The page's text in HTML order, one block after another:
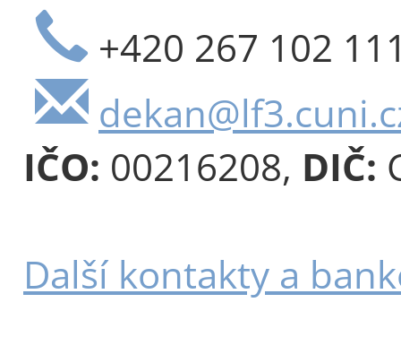
+420 267 102
IČO: 00216208, DIČ:
Další kontakty a